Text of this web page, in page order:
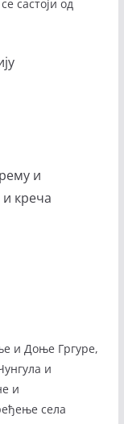
састоји од
и
креча
и Доње Гргуре,
и
и
села